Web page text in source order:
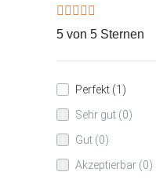
5 von 5 Sternen
Perfekt (1)
Sehr gut (0)
Gut (0)
Akzeptierbar (0)